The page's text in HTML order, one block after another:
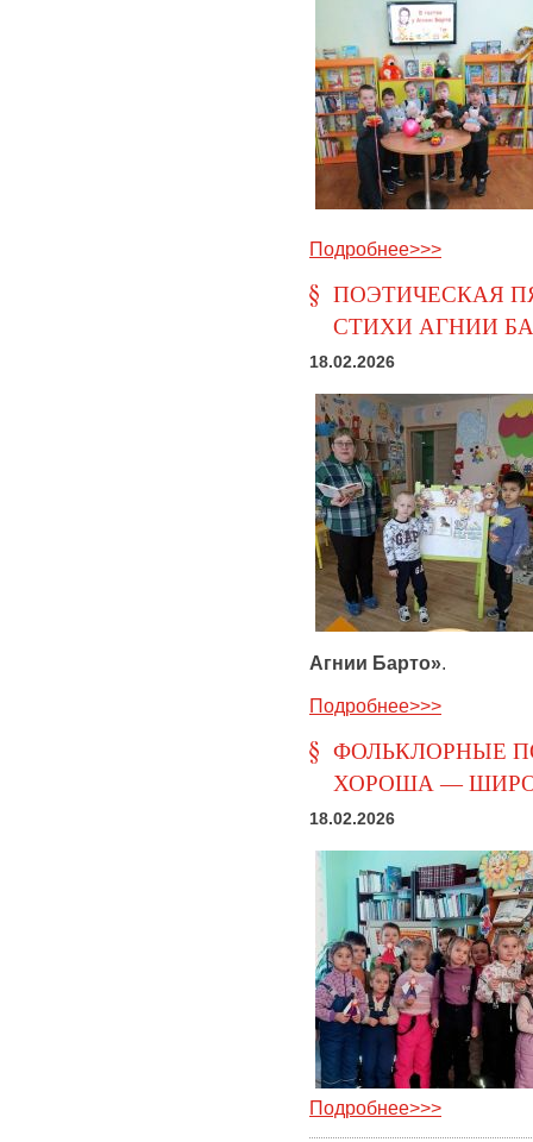
Подробнее>>>
ПОЭТИЧЕСКАЯ
СТИХИ АГНИИ
18.02.2026
Агнии Барто»
Подробнее>>>
ФОЛЬКЛОРНЫЕ
ХОРОША —
18.02.2026
Подробнее>>>